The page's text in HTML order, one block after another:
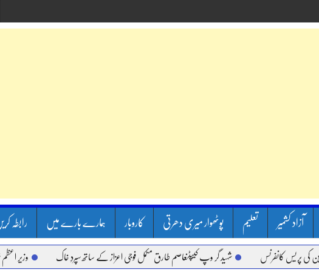
آزاد کشمیر تعلیم پوٹھوار میری دھرتی کاروبار ہمارے بارے میں رابطہ
شہید گر وپ کیپٹنعاصم طارق مکمل فوجی اعزاز کے ساتھ سپردِ خاک وزیر اعظم شہباز